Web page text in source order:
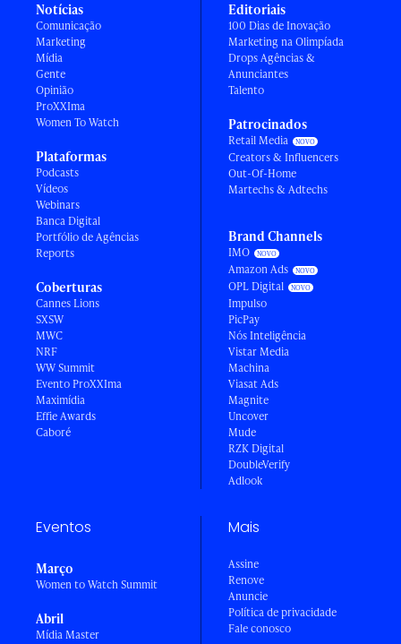
Notícias
Comunicação
Marketing
Mídia
Gente
Opinião
ProXXIma
Women To Watch
Plataformas
Podcasts
Vídeos
Webinars
Banca Digital
Portfólio de Agências
Reports
Coberturas
Cannes Lions
SXSW
MWC
NRF
WW Summit
Evento ProXXIma
Maximídia
Effie Awards
Caboré
Editoriais
100 Dias de Inovação
Marketing na Olimpíada
Drops Agências &
Anunciantes
Talento
Patrocinados
Retail Media
Creators & Influencers
Out-Of-Home
Martechs & Adtechs
Brand Channels
IMO
Amazon Ads
OPL Digital
Impulso
PicPay
Nós Inteligência
Vistar Media
Machina
Viasat Ads
Magnite
Uncover
Mude
RZK Digital
DoubleVerify
Adlook
Eventos
Março
Women to Watch Summit
Abril
Mídia Master
Mais
Assine
Renove
Anuncie
Política de privacidade
Fale conosco